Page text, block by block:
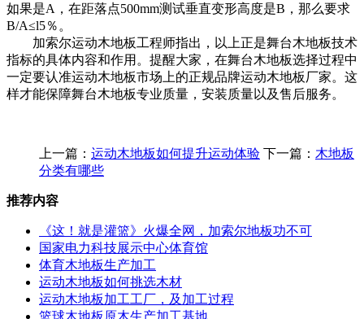
如果是A，在距落点500mm测试垂直变形高度是B，那么要求
B/A≤l5％。
加索尔运动木地板工程师指出，以上正是舞台木地板技术
指标的具体内容和作用。提醒大家，在舞台木地板选择过程中
一定要认准运动木地板市场上的正规品牌运动木地板厂家。这
样才能保障舞台木地板专业质量，安装质量以及售后服务。
上一篇： 运动木地板如何提升运动体验 下一篇： 木地板
分类有哪些
推荐内容
《这！就是灌篮》火爆全网，加索尔地板功不可
国家电力科技展示中心体育馆
体育木地板生产加工
运动木地板如何挑选木材
运动木地板加工工厂，及加工过程
篮球木地板原木生产加工基地